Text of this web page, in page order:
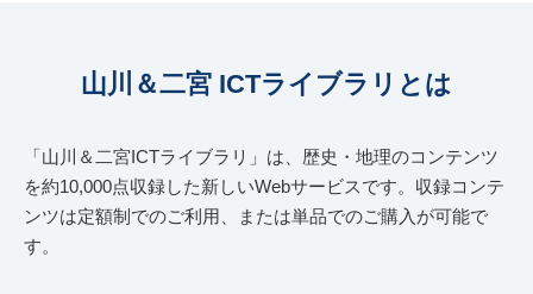
山川＆二宮 ICTライブラリとは
「山川＆二宮ICTライブラリ」は、歴史・地理のコンテンツ
を約10,000点収録した新しいWebサービスです。 収録コンテ
ンツは定額制でのご利用、または単品でのご購入が可能で
す。